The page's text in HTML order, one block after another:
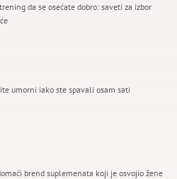
da se osećate dobro: saveti za izbor
umorni iako ste spavali osam sati
brend suplemenata koji je osvojio žene